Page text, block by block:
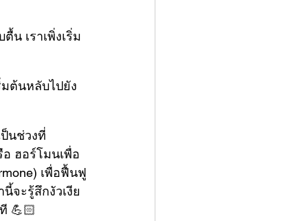
น เราเพิ่งเริ่ม
มต้นหลับไปยัง
นช่วงที่
ฮอร์โมนเพื่อ
เพื่อฟื้นฟู
จะรู้สึกงัวเงีย
💪🏻